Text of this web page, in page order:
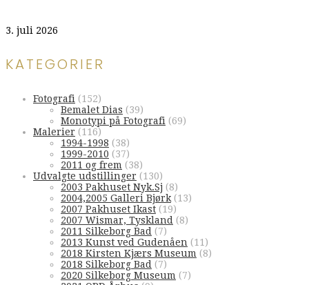
3. juli 2026
KATEGORIER
Fotografi (152)
Bemalet Dias (39)
Monotypi på Fotografi (69)
Malerier (116)
1994-1998 (38)
1999-2010 (37)
2011 og frem (38)
Udvalgte udstillinger (130)
2003 Pakhuset Nyk.Sj (8)
2004,2005 Galleri Bjørk (13)
2007 Pakhuset Ikast (19)
2007 Wismar, Tyskland (8)
2011 Silkeborg Bad (7)
2013 Kunst ved Gudenåen (11)
2018 Kirsten Kjærs Museum (8)
2018 Silkeborg Bad (7)
2020 Silkeborg Museum (7)